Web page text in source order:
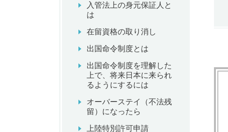
入管法上の身元保証人と
は
在留資格の取り消し
出国命令制度とは
出国命令制度を理解した
上で、将来日本に来られ
るようにするには
オーバーステイ（不法残
留）になったら
上陸特別許可申請